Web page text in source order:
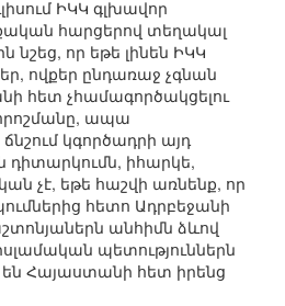
ԻԿԿ գլխավոր
հարցերով տեղակալ
նշեց, որ եթե լինեն ԻԿԿ
ովքեր ընդառաջ չգնան
հետ չհամագործակցելու
ապա
կգործադրի այդ
դիտարկումն, իհարկե,
չէ, եթե հաշվի առնենք, որ
հետո Ադրբեջանի
անհիմն ձևով
պետություններն
են Հայաստանի հետ իրենց